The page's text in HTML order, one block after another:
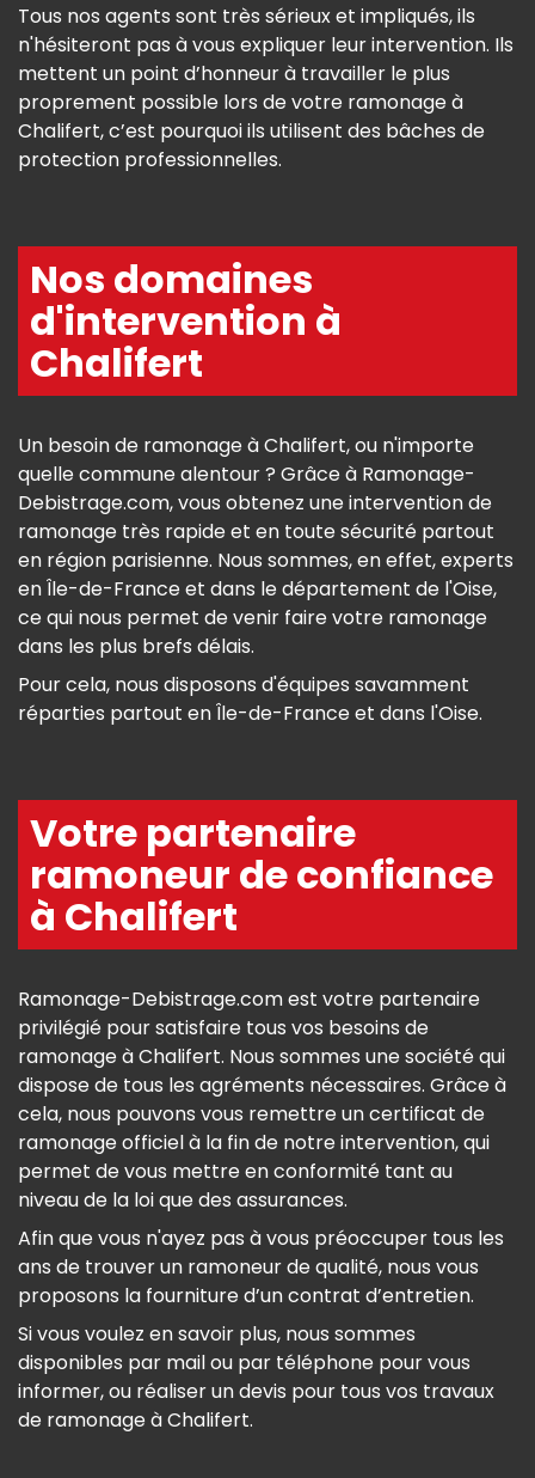
Tous nos agents sont très sérieux et impliqués, ils
n'hésiteront pas à vous expliquer leur intervention. Ils
mettent un point d’honneur à travailler le plus
proprement possible lors de votre ramonage à
Chalifert, c’est pourquoi ils utilisent des bâches de
protection professionnelles.
Nos domaines
d'intervention à
Chalifert
Un besoin de ramonage à Chalifert, ou n'importe
quelle commune alentour ? Grâce à Ramonage-
Debistrage.com, vous obtenez une intervention de
ramonage très rapide et en toute sécurité partout
en région parisienne. Nous sommes, en effet, experts
en Île-de-France et dans le département de l'Oise,
ce qui nous permet de venir faire votre ramonage
dans les plus brefs délais.
Pour cela, nous disposons d'équipes savamment
réparties partout en Île-de-France et dans l'Oise.
Votre partenaire
ramoneur de confiance
à Chalifert
Ramonage-Debistrage.com est votre partenaire
privilégié pour satisfaire tous vos besoins de
ramonage à Chalifert. Nous sommes une société qui
dispose de tous les agréments nécessaires. Grâce à
cela, nous pouvons vous remettre un certificat de
ramonage officiel à la fin de notre intervention, qui
permet de vous mettre en conformité tant au
niveau de la loi que des assurances.
Afin que vous n'ayez pas à vous préoccuper tous les
ans de trouver un ramoneur de qualité, nous vous
proposons la fourniture d’un contrat d’entretien.
Si vous voulez en savoir plus, nous sommes
disponibles par mail ou par téléphone pour vous
informer, ou réaliser un devis pour tous vos travaux
de ramonage à Chalifert.